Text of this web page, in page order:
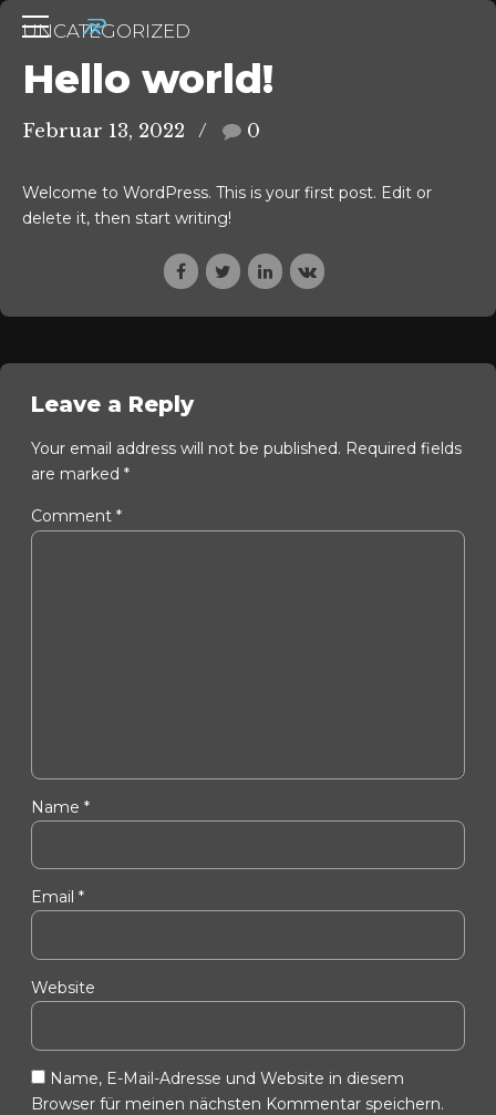
UNCATEGORIZED
Hello world!
Februar 13, 2022 0
Welcome to WordPress. This is your first post. Edit or
delete it, then start writing!
Leave a Reply
Your email address will not be published. Required fields
are marked *
Comment *
Name *
Email *
Website
Name, E-Mail-Adresse und Website in diesem
Browser für meinen nächsten Kommentar speichern.